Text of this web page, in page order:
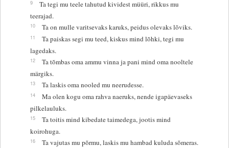
9
Ta tegi mu teele tahutud kividest müüri, rikkus mu
teerajad.
10 Ta on mulle varitsevaks karuks, peidus olevaks lõviks.
11
Ta paiskas segi mu teed, kiskus mind lõhki, tegi mu
lagedaks.
12
Ta tõmbas oma ammu vinna ja pani mind oma nooltele
märgiks.
13 Ta laskis oma nooled mu neerudesse.
14
Ma olen kogu oma rahva naeruks, nende igapäevaseks
pilkelauluks.
15
Ta toitis mind kibedate taimedega, jootis mind
koirohuga.
16 Ta vajutas mu põrmu, laskis mu hambad kuluda sõmeras.